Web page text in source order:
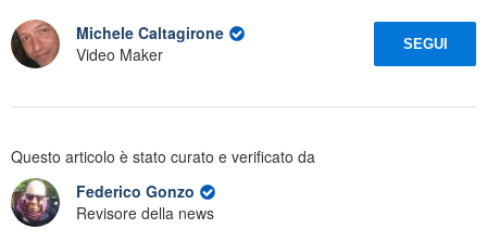
Michele Caltagirone
Video Maker
SEGUI
Questo articolo è stato curato e verificato da
Federico Gonzo
Revisore della news